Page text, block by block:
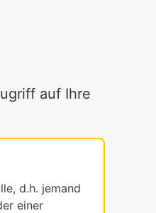
auf Ihre
d.h. jemand
einer